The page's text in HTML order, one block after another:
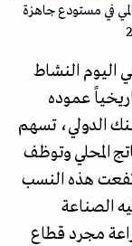
في مستودع جاهزة
اليوم النشاط
عموده
الدولي، تسهم
المئة من الناتج المحلي وتوظف
ارتفعت هذه النسب
الصناعة
مجرد قطاع